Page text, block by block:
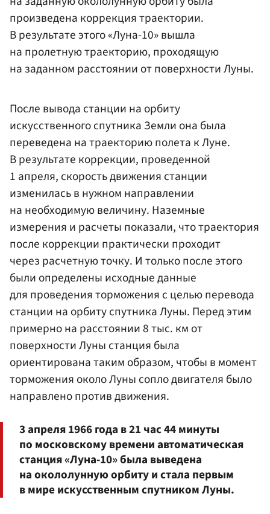
произведена коррекция траектории.
В результате этого «Луна-10» вышла
на пролетную траекторию, проходящую
на заданном расстоянии от поверхности Луны.
После вывода станции на орбиту
искусственного спутника Земли она была
переведена на траекторию полета к Луне.
В результате коррекции, проведенной
1 апреля, скорость движения станции
изменилась в нужном направлении
на необходимую величину. Наземные
измерения и расчеты показали, что траектория
после коррекции практически проходит
через расчетную точку. И только после этого
были определены исходные данные
для проведения торможения с целью перевода
станции на орбиту спутника Луны. Перед этим
примерно на расстоянии 8 тыс. км от
поверхности Луны станция была
ориентирована таким образом, чтобы в момент
торможения около Луны сопло двигателя было
направлено против движения.
3 апреля 1966 года в 21 час 44 минуты
по московскому времени автоматическая
станция «Луна-10» была выведена
на окололунную орбиту и стала первым
в мире искусственным спутником Луны.